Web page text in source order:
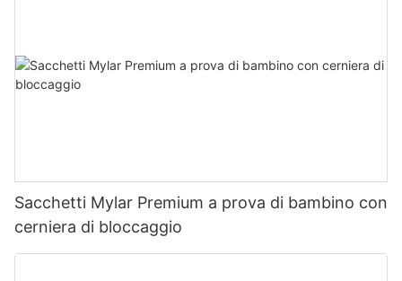
Sacchetti Mylar Premium a prova di bambino con
cerniera di bloccaggio